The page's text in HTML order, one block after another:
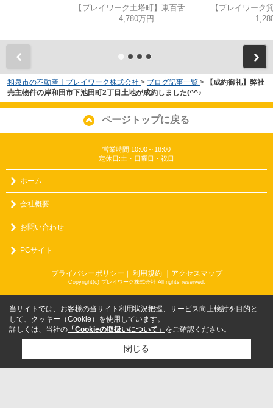
【プレイワーク土塔町】東百舌鳥小・新築建売・平屋建て・土地90坪
4,780万円
和泉市の不動産｜プレイワーク株式会社 > ブログ記事一覧 >
【成約御礼】弊社
売主物件の岸和田市下池田町2丁目土地が成約しました(^^♪
ページトップに戻る
営業時間:10:00～18:00
定休日:土・日曜日・祝日
ホーム
会社概要
お問い合わせ
PCサイト
プライバシーポリシー ｜ 利用規約 ｜アクセスマップ
Copyright(c) プレイワーク株式会社 All rights reserved.
当サイトでは、お客様の当サイト利用状況把握、サービス向上検討を目的と
して、クッキー（Cookie）を使用しています。
詳しくは、当社の 「Cookieの取扱いについて」 をご確認ください。
閉じる